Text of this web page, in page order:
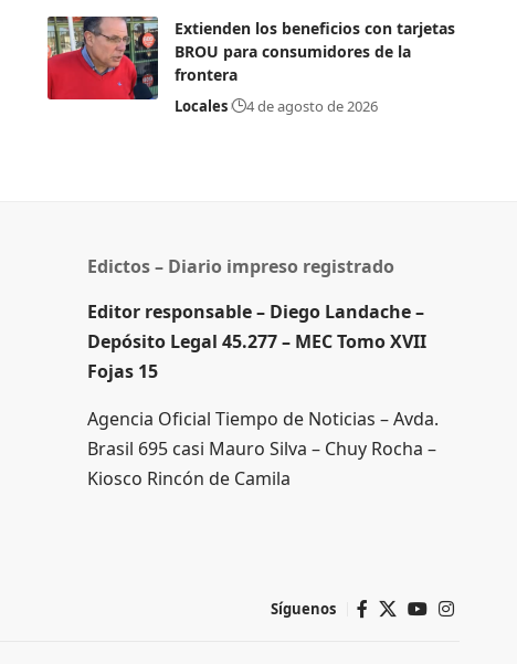
Extienden los beneficios con tarjetas
BROU para consumidores de la
frontera
Locales 4 de agosto de 2026
Edictos – Diario impreso registrado
Editor responsable – Diego Landache –
Depósito Legal 45.277 – MEC Tomo XVII
Fojas 15
Agencia Oficial Tiempo de Noticias – Avda.
Brasil 695 casi Mauro Silva – Chuy Rocha –
Kiosco Rincón de Camila
Síguenos